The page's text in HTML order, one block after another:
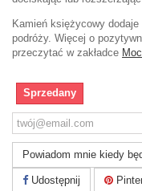
Kamień księżycowy
podróży. Więcej o
przeczytać w zakładce
Sprzedany
Powiadom mnie kiedy
Udostępnij